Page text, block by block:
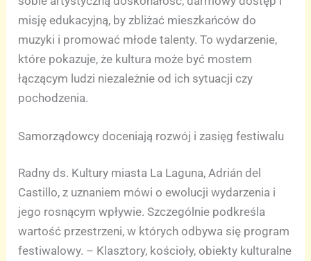
misję edukacyjną, by zbliżać mieszkańców do
muzyki i promować młode talenty. To wydarzenie,
które pokazuje, że kultura może być mostem
łączącym ludzi niezależnie od ich sytuacji czy
pochodzenia.
Samorządowcy doceniają rozwój i zasięg festiwalu
Radny ds. Kultury miasta La Laguna, Adrián del
Castillo, z uznaniem mówi o ewolucji wydarzenia i
jego rosnącym wpływie. Szczególnie podkreśla
wartość przestrzeni, w których odbywa się program
festiwalowy. – Klasztory, kościoły, obiekty kulturalne